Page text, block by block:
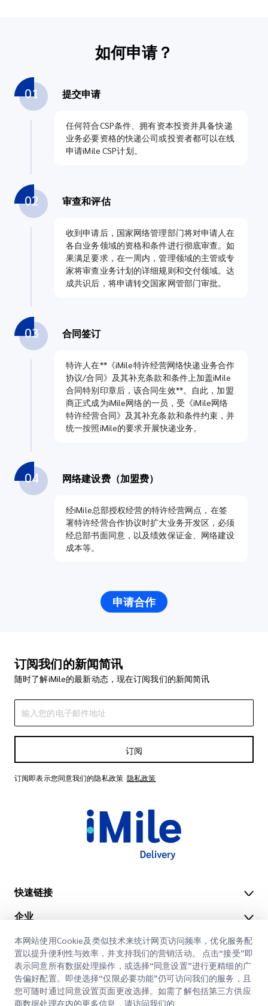
如何申请？
01 提交申请
任何符合CSP条件、拥有资本投资并具备快递
业务必要资格的快递公司或投资者都可以在线
申请iMile CSP计划。
02 审查和评估
收到申请后，国家网络管理部门将对申请人在
各自业务领域的资格和条件进行彻底审查。如
果满足要求，在一周内，管理领域的主管或专
家将审查业务计划的详细规则和交付领域。达
成共识后，将申请转交国家网管部门审批。
03 合同签订
特许人在**《iMile特许经营网络快递业务合作
协议/合同》及其补充条款和条件上加盖iMile
合同特别印章后，该合同生效**。自此，加盟
商正式成为iMile网络的一员，受《iMile网络
特许经营合同》及其补充条款和条件约束，并
统一按照iMile的要求开展快递业务。
04 网络建设费（加盟费）
经iMile总部授权经营的特许经营网点，在签
署特许经营合作协议时扩大业务开发区，必须
经总部书面同意，以及绩效保证金、网络建设
成本等。
申请合作
订阅我们的新闻简讯
随时了解iMile的最新动态，现在订阅我们的新闻简讯
订阅
订阅即表示您同意我们的隐私政策 隐私政策
快速链接
办公地点
获取报价
客户登录
注册
企业
关于我们
职业
博客
我们的服务
快速清关
本网站使用Cookie及类似技术来统计网页访问频率，优化服务配
置以提升便利性与效率，并支持我们的营销活动。 点击“接受”即
表示同意所有数据处理操作，或选择“同意设置”进行更精细的广
告偏好配置。即使选择“仅限必要功能”仍可访问我们的服务，且
您可随时通过同意设置页面更改选择。如需了解包括第三方供应
商数据处理在内的更多信息，请访问我们的